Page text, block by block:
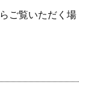
ご覧いただく場